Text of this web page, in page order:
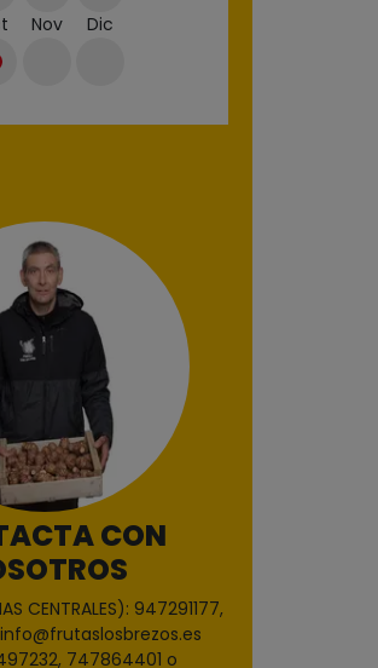
Nov Dic
CON
CENTRALES): 947291177,
747864401 o